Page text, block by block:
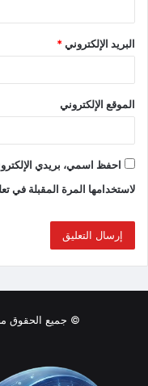
البريد الإلكتروني*
الموقع الإلكتروني
احفظ اسمي، بريدي
لاستخدامها المرة المقبلة في
© جميع الحقوق محفوظة 2026,